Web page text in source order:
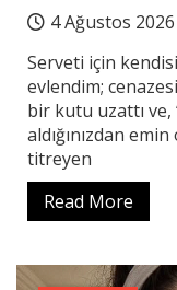
4 Ağustos 2026
Serveti için
evlendim;
bir kutu uzattı
aldığınızdan
titreyen
Read More